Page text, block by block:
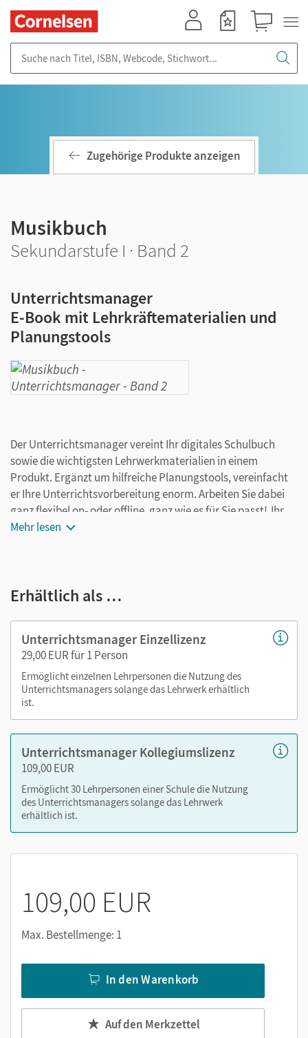
Zugehörige Produkte anzeigen
Musikbuch
Sekundarstufe I · Band 2
Unterrichtsmanager
E-Book mit Lehrkräftematerialien und
Planungstools
Der Unterrichtsmanager vereint Ihr digitales Schulbuch
sowie die wichtigsten Lehrwerkmaterialien in einem
Produkt. Ergänzt um hilfreiche Planungstools, vereinfacht
er Ihre Unterrichtsvorbereitung enorm. Arbeiten Sie dabei
ganz flexibel on- oder offline, ganz wie es für Sie passt! Ihr
Unterrichtsmanager enthält:
Videos
Selbsteinschätzungsbögen als PDF
Unterrichtsverlauf als PDF
Handreichung als PDF
Alternative Unterrichtsgegenstände und
Vorschau auf Arbeitsblätter des Portfoliohefters als
PDF
Nutzen Sie den Unterrichtsmanager auf lernen.cornelsen.de
oder über die Cornelsen Lernen App.
Mehr lesen
Erhältlich als …
Unterrichtsmanager Einzellizenz
29,00 EUR für 1 Person
Ermöglicht einzelnen Lehrpersonen die Nutzung des
Unterrichtsmanagers solange das Lehrwerk erhältlich
ist.
Unterrichtsmanager Kollegiumslizenz
109,00 EUR
Ermöglicht 30 Lehrpersonen einer Schule die Nutzung
des Unterrichtsmanagers solange das Lehrwerk
erhältlich ist.
109,00 EUR
Max. Bestellmenge: 1
In den Warenkorb
Auf den Merkzettel